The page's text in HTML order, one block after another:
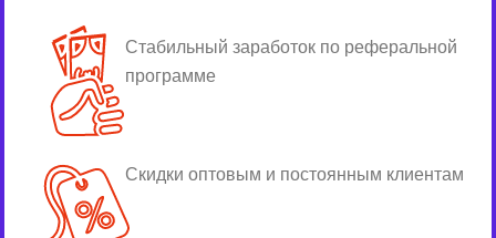
Стабильный заработок по реферальной
программе
Скидки оптовым и постоянным клиентам